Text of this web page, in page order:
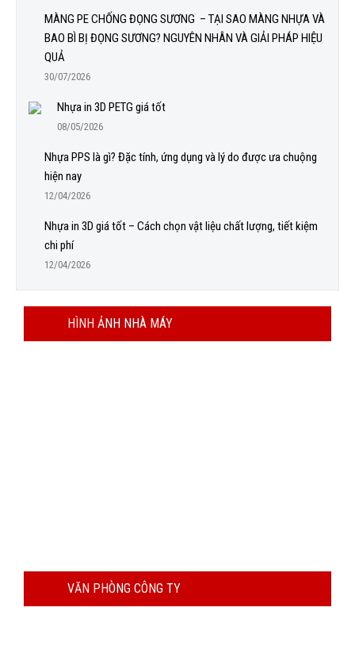
MÀNG PE CHỐNG ĐỌNG SƯƠNG – TẠI SAO MÀNG NHỰA VÀ
BAO BÌ BỊ ĐỌNG SƯƠNG? NGUYÊN NHÂN VÀ GIẢI PHÁP HIỆU
QUẢ
30/07/2026
Nhựa in 3D PETG giá tốt
08/05/2026
Nhựa PPS là gì? Đặc tính, ứng dụng và lý do được ưa chuộng
hiện nay
12/04/2026
Nhựa in 3D giá tốt – Cách chọn vật liệu chất lượng, tiết kiệm
chi phí
12/04/2026
HÌNH ẢNH NHÀ MÁY
VĂN PHÒNG CÔNG TY